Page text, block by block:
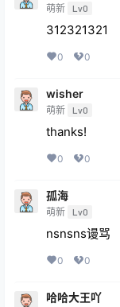
萌新 Lv0
312321321
0 0
wisher
萌新 Lv0
thanks!
0 0
孤海
萌新 Lv0
nsnsns谩骂
0 0
哈哈大王吖